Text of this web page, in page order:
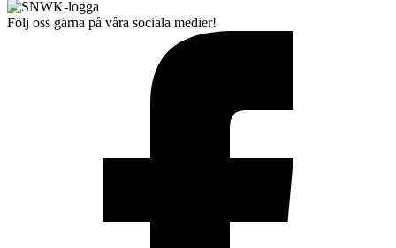
Följ oss gärna på våra sociala medier!